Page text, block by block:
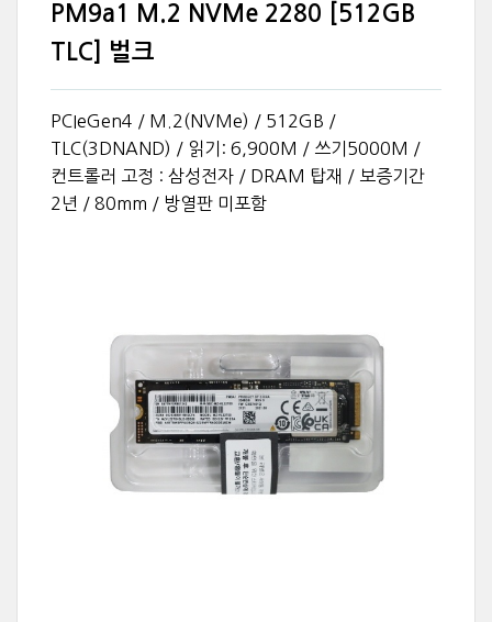
PM9a1 M.2 NVMe 2280 [512GB
TLC] 벌크
PCIeGen4 / M.2(NVMe) / 512GB /
TLC(3DNAND) / 읽기: 6,900M / 쓰기5000M /
컨트롤러 고정 : 삼성전자 / DRAM 탑재 / 보증기간
2년 / 80mm / 방열판 미포함